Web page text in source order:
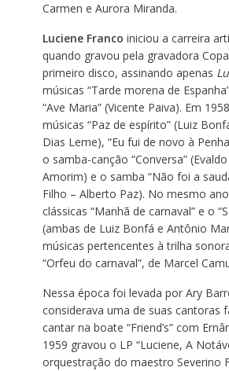
Carmen e Aurora Miranda.
Luciene Franco iniciou a carreira
quando gravou pela gravadora
primeiro disco, assinando apenas
músicas “Tarde morena de
“Ave Maria” (Vicente Paiva). Em
músicas “Paz de espírito” (Luiz
Dias Leme), “Eu fui de novo à
o samba-canção “Conversa”
Amorim) e o samba “Não foi a
Filho – Alberto Paz). No mesmo
clássicas “Manhã de carnaval” e o
(ambas de Luiz Bonfá e Antônio
músicas pertencentes à trilha
“Orfeu do carnaval”, de Marcel
Nessa época foi levada por Ary
considerava uma de suas cantoras
cantar na boate “Friend’s” com
1959 gravou o LP “Luciene, A
orquestração do maestro Severino